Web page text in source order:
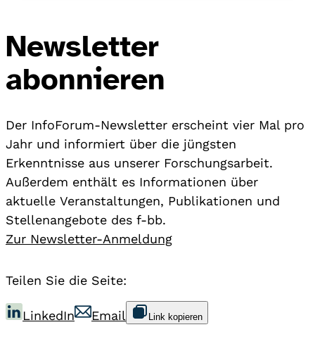
Newsletter
abonnieren
Der InfoForum-Newsletter erscheint vier Mal pro
Jahr und informiert über die jüngsten
Erkenntnisse aus unserer Forschungsarbeit.
Außerdem enthält es Informationen über
aktuelle Veranstaltungen, Publikationen und
Stellenangebote des f-bb.
Zur Newsletter-Anmeldung
Teilen Sie die Seite:
LinkedIn Email Link kopieren